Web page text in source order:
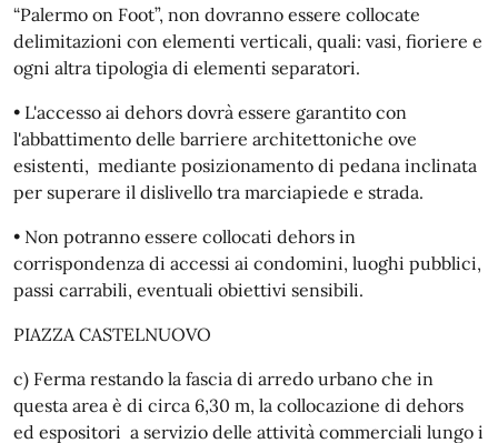
“Palermo on Foot”, non dovranno essere collocate
delimitazioni con elementi verticali, quali: vasi, fioriere e
ogni altra tipologia di elementi separatori.
• L'accesso ai dehors dovrà essere garantito con
l'abbattimento delle barriere architettoniche ove
esistenti, mediante posizionamento di pedana inclinata
per superare il dislivello tra marciapiede e strada.
• Non potranno essere collocati dehors in
corrispondenza di accessi ai condomini, luoghi pubblici,
passi carrabili, eventuali obiettivi sensibili.
PIAZZA CASTELNUOVO
c) Ferma restando la fascia di arredo urbano che in
questa area è di circa 6,30 m, la collocazione di dehors
ed espositori a servizio delle attività commerciali lungo i